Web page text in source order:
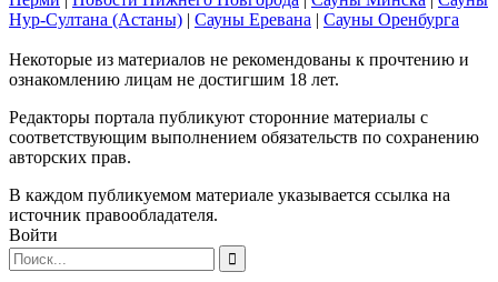
Нур-Султана (Астаны) | Сауны Еревана | Сауны Оренбурга
Некоторые из материалов не рекомендованы к прочтению и
ознакомлению лицам не достигшим 18 лет.
Редакторы портала публикуют сторонние материалы с
соответствующим выполнением обязательств по сохранению
авторских прав.
В каждом публикуемом материале указывается ссылка на
источник правообладателя.
Войти